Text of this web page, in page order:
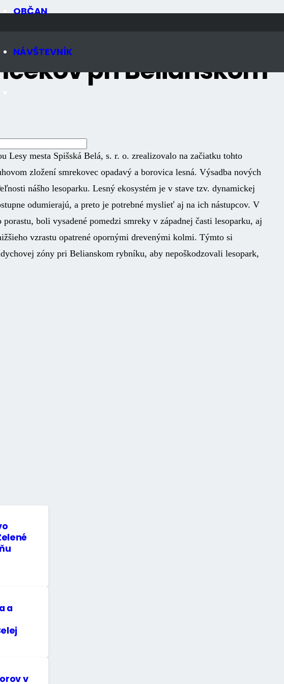
OBČAN
NÁVŠTEVNÍK
pri Belianskom
Lesy mesta Spišská Belá, s. r. o. zrealizovalo na začiatku tohto
zložení smrekovec opadavý a borovica lesná. Výsadba nových
nášho lesoparku. Lesný ekosystém je v stave tzv. dynamickej
odumierajú, a preto je potrebné myslieť aj na ich nástupcov. V
boli vysadené pomedzi smreky v západnej časti lesoparku, aj
vzrastu opatrené opornými drevenými kolmi. Týmto si
zóny pri Belianskom rybníku, aby nepoškodzovali lesopark,
a
v